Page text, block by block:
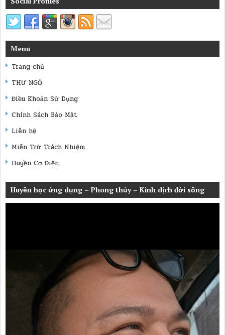
Menu
Trang chủ
THƯ NGỎ
Điều Khoản Sử Dụng
Chính Sách Bảo Mật
Liên hệ
Miễn Trừ Trách Nhiệm
Huyền Cơ Điện
Huyền học ứng dụng – Phong thủy – Kinh dịch đời sống